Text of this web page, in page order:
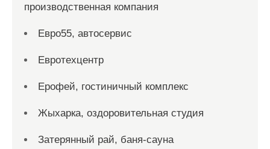
производственная компания
Евро55, автосервис
Евротехцентр
Ерофей, гостиничный комплекс
Жыхарка, оздоровительная студия
Затерянный рай, баня-сауна